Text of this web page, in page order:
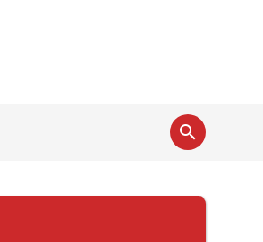
search